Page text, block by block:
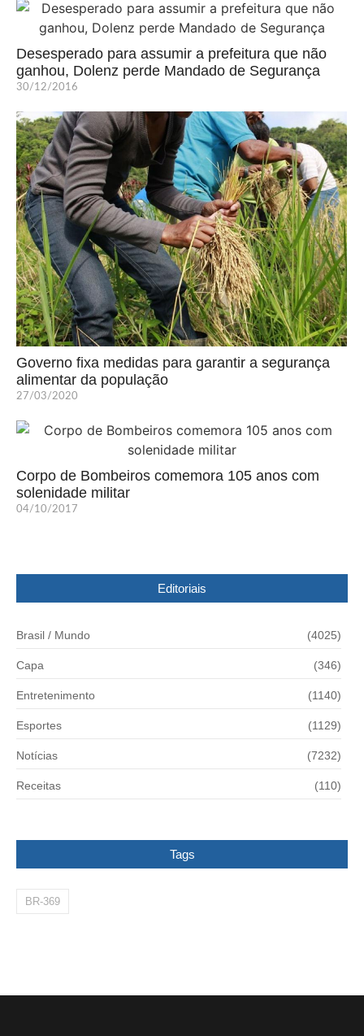
Desesperado para assumir a prefeitura que não
ganhou, Dolenz perde Mandado de Segurança
30/12/2016
Governo fixa medidas para garantir a segurança
alimentar da população
27/03/2020
Corpo de Bombeiros comemora 105 anos com
solenidade militar
04/10/2017
Editoriais
Brasil / Mundo (4025)
Capa (346)
Entretenimento (1140)
Esportes (1129)
Notícias (7232)
Receitas (110)
Tags
BR-369